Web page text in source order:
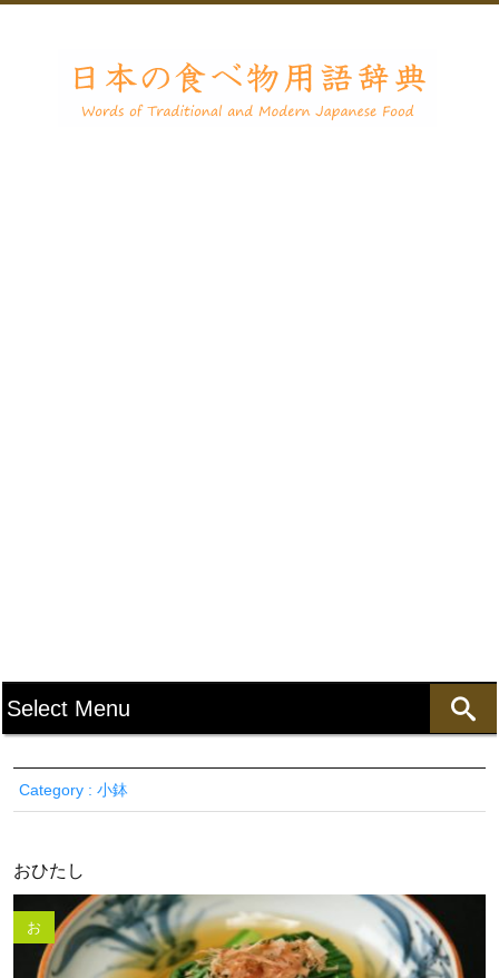
Category : 小鉢
おひたし
お